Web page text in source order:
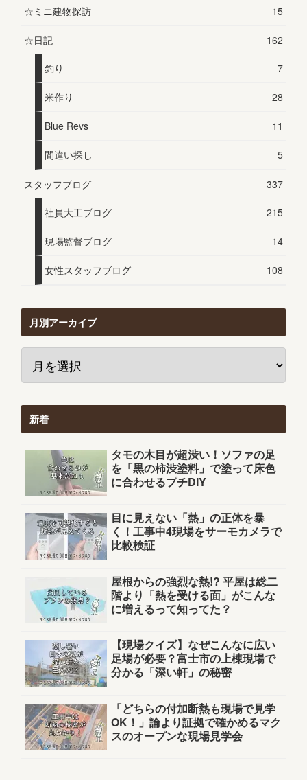
☆ミニ建物探訪 15
☆日記 162
釣り 7
米作り 28
Blue Revs 11
間違い探し 5
スタッフブログ 337
社員大工ブログ 215
現場監督ブログ 14
女性スタッフブログ 108
月別アーカイブ
新着
タモの木目が超渋い！ソファの足
を「黒の柿渋塗料」で塗って床色
に合わせるプチDIY
目に見えない「熱」の正体を暴
く！工事中4現場をサーモカメラで
比較検証
屋根からの強烈な熱!? 平屋は総二
階より「熱を受ける面」がこんな
に増えるって知ってた？
【現場クイズ】なぜこんなに広い
足場が必要？富士市の上棟現場で
分かる「深い軒」の秘密
「どちらの付加断熱も現場で見学
OK！」論より証拠で確かめるマク
スのオープンな現場見学会